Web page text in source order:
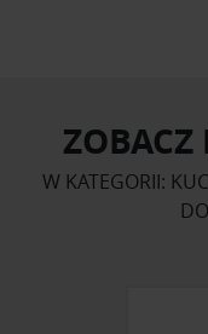
W KATEGORII: